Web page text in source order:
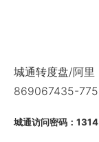
城通转度盘/阿
869067435-
城通访问密码：1314